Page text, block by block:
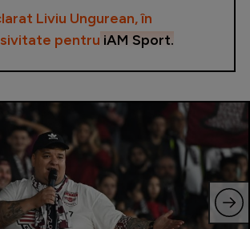
Liviu Ungurean, în
pentru iAM Sport.